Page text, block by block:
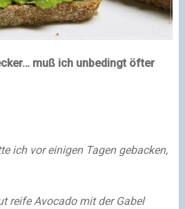
muß ich unbedingt öfter
ich vor einigen Tagen gebacken,
reife Avocado mit der Gabel